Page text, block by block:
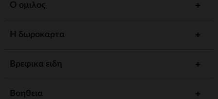
Ο ομιλος
Η δωροκαρτα
Βρεφικα ειδη
Βοηθεια